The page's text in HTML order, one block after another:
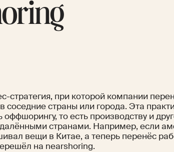
стратегия, при которой компании
соседние страны или города. Эта
то есть производству и
странами. Например, если
вещи в Китае, а теперь перенёс
на nearshoring.